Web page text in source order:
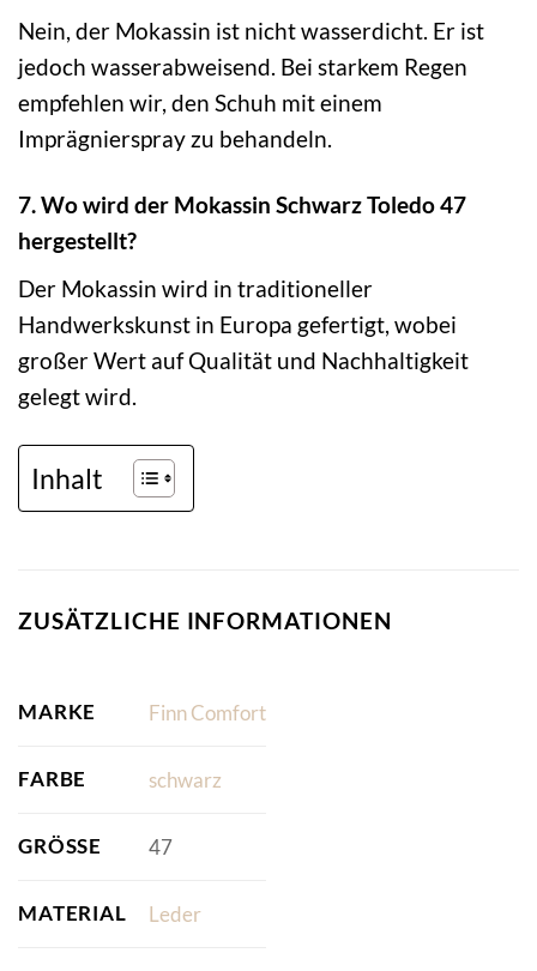
Nein, der Mokassin ist nicht wasserdicht. Er ist
jedoch wasserabweisend. Bei starkem Regen
empfehlen wir, den Schuh mit einem
Imprägnierspray zu behandeln.
7. Wo wird der Mokassin Schwarz Toledo 47
hergestellt?
Der Mokassin wird in traditioneller
Handwerkskunst in Europa gefertigt, wobei
großer Wert auf Qualität und Nachhaltigkeit
gelegt wird.
Inhalt
ZUSÄTZLICHE INFORMATIONEN
MARKE Finn Comfort
FARBE schwarz
GRÖSSE 47
MATERIAL Leder